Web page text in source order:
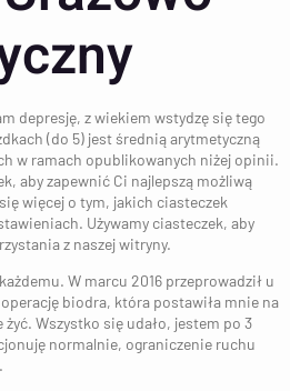
depresję, z wiekiem wstydzę się tego
(do 5) jest średnią arytmetyczną
w ramach opublikowanych niżej opinii.
aby zapewnić Ci najlepszą możliwą
więcej o tym, jakich ciasteczek
Używamy ciasteczek, aby
z naszej witryny.
W marcu 2016 przeprowadził u
biodra, która postawiła mnie na
Wszystko się udało, jestem po 3
normalnie, ograniczenie ruchu